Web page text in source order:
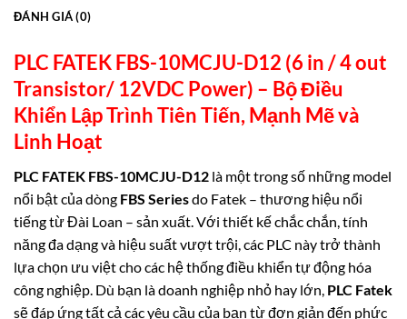
ĐÁNH GIÁ (0)
PLC FATEK FBS-10MCJU-D12 (6 in / 4 out
Transistor/ 12VDC Power) – Bộ Điều
Khiển Lập Trình Tiên Tiến, Mạnh Mẽ và
Linh Hoạt
PLC FATEK FBS-10MCJU-D12 là một trong số những model
nổi bật của dòng FBS Seriesdo Fatek – thương hiệu nổi
tiếng từ Đài Loan – sản xuất. Với thiết kế chắc chắn, tính
năng đa dạng và hiệu suất vượt trội, các PLC này trở thành
lựa chọn ưu việt cho các hệ thống điều khiển tự động hóa
công nghiệp. Dù bạn là doanh nghiệp nhỏ hay lớn, PLC Fatek
sẽ đáp ứng tất cả các yêu cầu của bạn từ đơn giản đến phức